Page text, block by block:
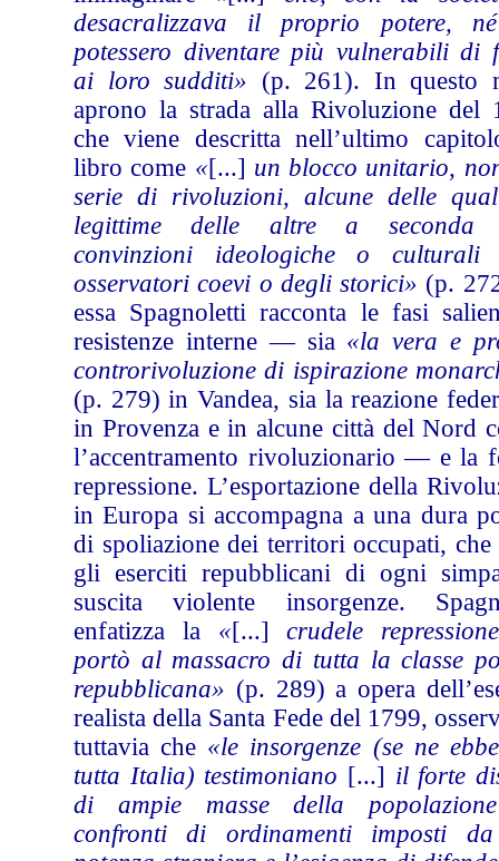
desacralizzava il proprio potere,
potessero diventare più vulnerabili di
ai loro sudditi» (p. 261). In questo
aprono la strada alla Rivoluzione del
che viene descritta nell’ultimo
libro come «[...] un blocco unitario,
serie di rivoluzioni, alcune delle
legittime delle altre a seconda
convinzioni ideologiche o culturali
osservatori coevi o degli storici» (p.
essa Spagnoletti racconta le fasi
resistenze interne — sia «la vera e
controrivoluzione di ispirazione
(p. 279) in Vandea, sia la reazione
in Provenza e in alcune città del Nord
l’accentramento rivoluzionario — e la
repressione. L’esportazione della
in Europa si accompagna a una dura
di spoliazione dei territori occupati, che
gli eserciti repubblicani di ogni
suscita violente insorgenze.
enfatizza la «[...]crudele
portò al massacro di tutta la classe
repubblicana» (p. 289) a opera
realista della Santa Fede del 1799,
tuttavia che «le insorgenze (se ne
tutta Italia) testimoniano [...] il forte
di ampie masse della
confronti di ordinamenti imposti